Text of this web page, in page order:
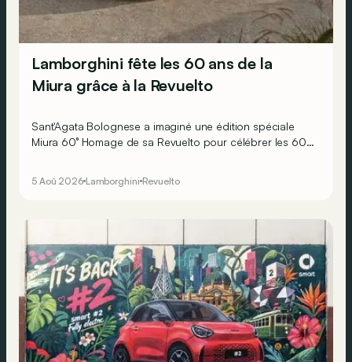
Lamborghini fête les 60 ans de la
Miura grâce à la Revuelto
Sant'Agata Bolognese a imaginé une édition spéciale
Miura 60° Homage de sa Revuelto pour célébrer les 60
5 Aoû 2026 Lamborghini Revuelto